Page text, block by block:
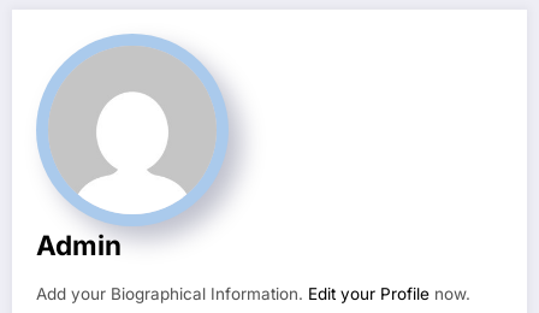
Admin
Add your Biographical Information. Edit your Profile now.